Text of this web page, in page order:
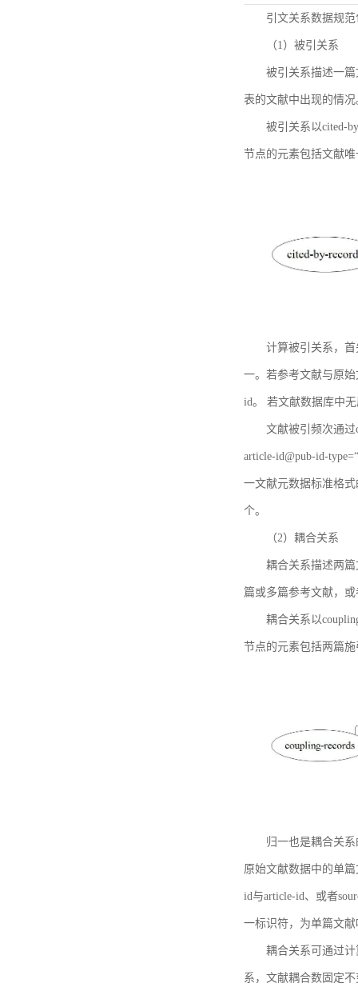
引文关系数据规
（1）被引关系
被引关系描述一
表的文献中出现的情况
被引关系以cited-
节点的元素包括文献
计算被引关系，
一。若参考文献与原
id。 若文献数据库中
文献被引频次通
article-id@pub-id-
一文献元数据标准格
个。
（2）耦合关系
耦合关系描述两
篇或多篇参考文献，
耦合关系以
节点的元素包括两篇
归一也是耦合关
原始文献数据中的单篇
id与article-id、或者
一标识符，为单篇文
耦合关系可通过
系，文献耦合数固定不